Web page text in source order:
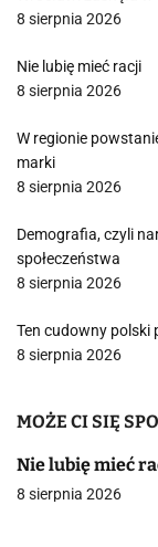
8 sierpnia 2026
Nie lubię mieć racji
8 sierpnia 2026
W regionie
marki
8 sierpnia 2026
Demografia, czyli
społeczeństwa
8 sierpnia 2026
Ten cudowny polski
8 sierpnia 2026
MOŻE CI SIĘ
Nie lubię mieć
8 sierpnia 2026